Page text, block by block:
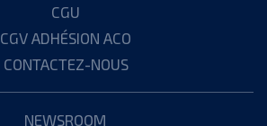
CGU
CGV ADHÉSION ACO
CONTACTEZ-NOUS
NEWSROOM